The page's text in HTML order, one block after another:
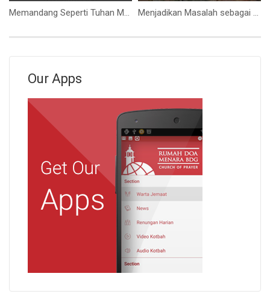
Memandang Seperti Tuhan Memandang (Bpk. Yohanes Marbun) Menjadikan Masalah sebagai Batu Lompatan (Bpk. Hidajat. S)
Our Apps